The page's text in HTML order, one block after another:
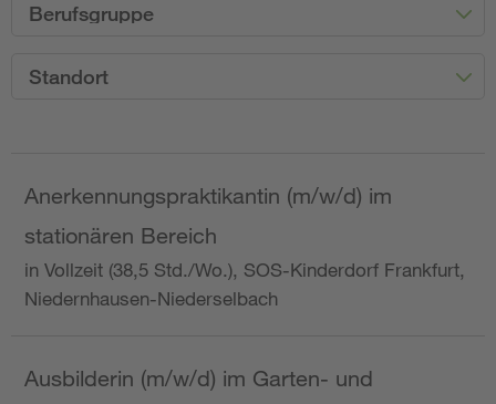
Berufsgruppe
Standort
Anerkennungspraktikantin (m/w/d) im
stationären Bereich
in Vollzeit (38,5 Std./Wo.), SOS-Kinderdorf Frankfurt,
Niedernhausen-Niederselbach
Ausbilderin (m/w/d) im Garten- und